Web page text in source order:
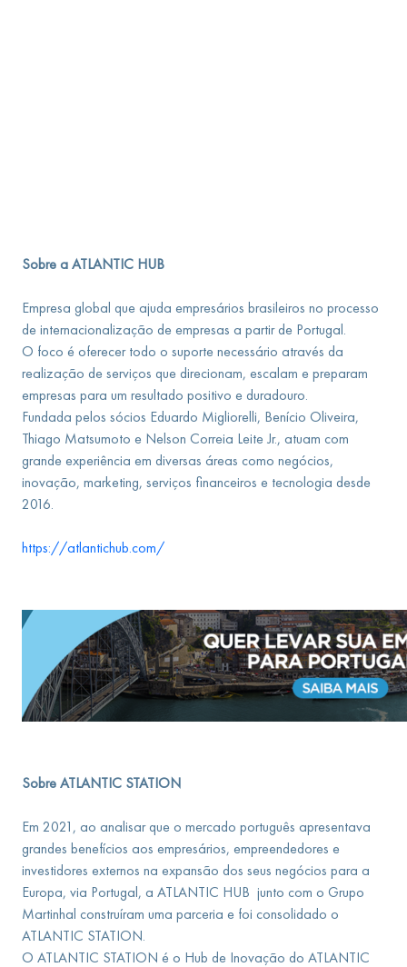
Sobre a ATLANTIC HUB
Empresa global que ajuda empresários brasileiros no processo
de internacionalização de empresas a partir de Portugal.
O foco é oferecer todo o suporte necessário através da
realização de serviços que direcionam, escalam e preparam
empresas para um resultado positivo e duradouro.
Fundada pelos sócios Eduardo Migliorelli, Benício Oliveira,
Thiago Matsumoto e Nelson Correia Leite Jr., atuam com
grande experiência em diversas áreas como negócios,
inovação, marketing, serviços financeiros e tecnologia desde
2016.
https://atlantichub.com/
Sobre ATLANTIC STATION
Em 2021, ao analisar que o mercado português apresentava
grandes benefícios aos empresários, empreendedores e
investidores externos na expansão dos seus negócios para a
Europa, via Portugal, a ATLANTIC HUB junto com o Grupo
Martinhal construíram uma parceria e foi consolidado o
ATLANTIC STATION.
O ATLANTIC STATION é o Hub de Inovação do ATLANTIC